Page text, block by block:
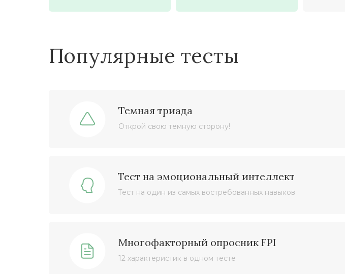
Популярные тесты
Темная триада
Открой свою темную сторону!
Тест на эмоциональный интеллект
Тест на один из самых востребованных навыков
Многофакторный опросник FPI
12 характеристик в одном тесте